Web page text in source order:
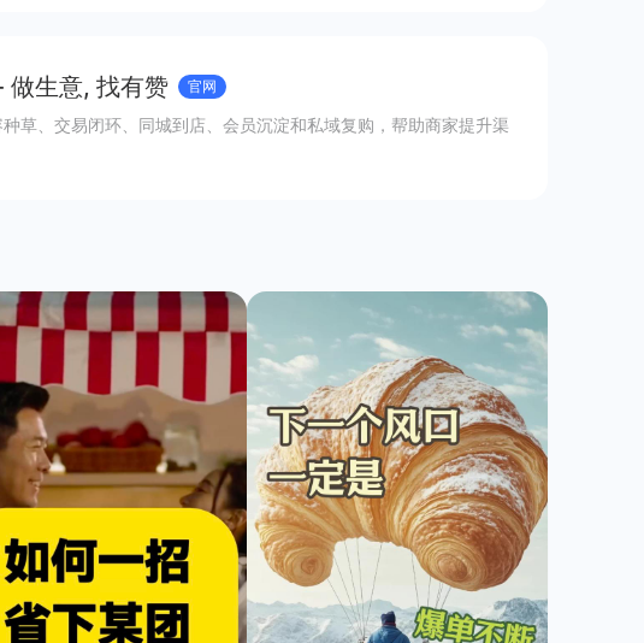
做生意, 找有赞 官网
草、交易闭环、同城到店、会员沉淀和私域复购，帮助商家提升渠